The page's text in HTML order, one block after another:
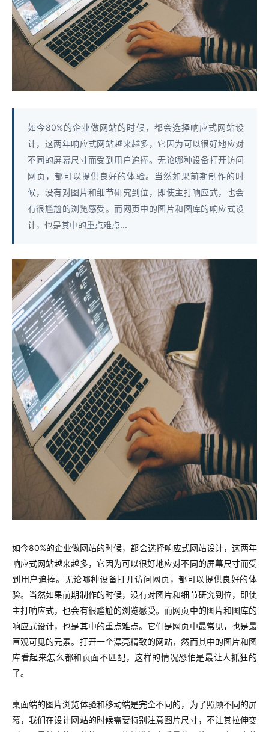
如今80%的企业做网站的时候，都会选择响应式网站设
计，这两年响应式网站越来越多，它因为可以很好地应对
不同的屏幕尺寸而受到用户追捧。无论哪种设备打开访问
网页，都可以提供良好的体验。当然如果前期制作的时
候，没有对图片和细节研究到位，即使主打响应式，也会
有很尴尬的浏览感受。而网页中的图片和图库的响应式设
计，也是其中的重点难点...
如今80%的企业做网站的时候，都会选择响应式网站设计，这两年
响应式网站越来越多，它因为可以很好地应对不同的屏幕尺寸而受
到用户追捧。无论哪种设备打开访问网页，都可以提供良好的体
验。当然如果前期制作的时候，没有对图片和细节研究到位，即使
主打响应式，也会有很尴尬的浏览感受。而网页中的图片和图库的
响应式设计，也是其中的重点难点。它们是网页中最常见，也是最
直观可见的元素。打开一个漂亮精致的网站，然而其中的图片和图
库看起来怎么都和页面不匹配，这样的情况恐怕是最让人抓狂的
了。
桌面端的图片浏览体验和移动端是完全不同的，为了照顾不同的屏
幕，我们在设计网站的时候需要特别注意图片尺寸，不让其拉伸变